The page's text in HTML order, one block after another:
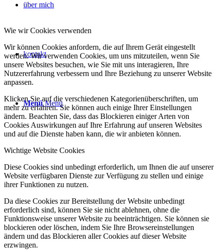
über mich
kontakt
Menü Menü
Wie wir Cookies verwenden
Wir können Cookies anfordern, die auf Ihrem Gerät eingestellt
werden. Wir verwenden Cookies, um uns mitzuteilen, wenn Sie
unsere Websites besuchen, wie Sie mit uns interagieren, Ihre
Nutzererfahrung verbessern und Ihre Beziehung zu unserer Website
anpassen.
Klicken Sie auf die verschiedenen Kategorienüberschriften, um
mehr zu erfahren. Sie können auch einige Ihrer Einstellungen
ändern. Beachten Sie, dass das Blockieren einiger Arten von
Cookies Auswirkungen auf Ihre Erfahrung auf unseren Websites
und auf die Dienste haben kann, die wir anbieten können.
Wichtige Website Cookies
Diese Cookies sind unbedingt erforderlich, um Ihnen die auf unserer
Website verfügbaren Dienste zur Verfügung zu stellen und einige
ihrer Funktionen zu nutzen.
Da diese Cookies zur Bereitstellung der Website unbedingt
erforderlich sind, können Sie sie nicht ablehnen, ohne die
Funktionsweise unserer Website zu beeinträchtigen. Sie können sie
blockieren oder löschen, indem Sie Ihre Browsereinstellungen
ändern und das Blockieren aller Cookies auf dieser Website
erzwingen.